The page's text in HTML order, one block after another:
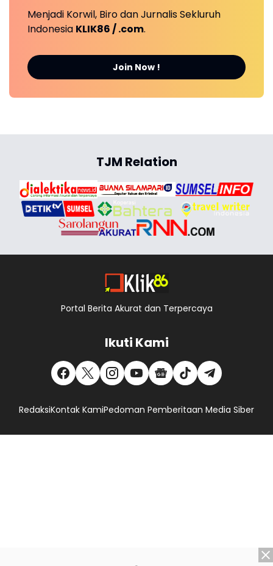
Menjadi Korwil, Biro dan Jurnalis Sekluruh
Indonesia KLIK86 / .com.
Join Now !
TJM Relation
Portal Berita Akurat dan Terpercaya
Ikuti Kami
RedaksiKontak KamiPedoman Pemberitaan Media Siber